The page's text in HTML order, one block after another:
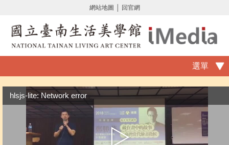
網站地圖 回官網
選單
hlsjs-lite: Network error